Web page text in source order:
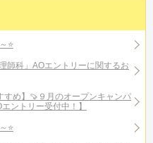
⭐
師科」AOエントリーに関するお
すめ】🍠９月のオープンキャンパ
ントリー受付中！】
⭐